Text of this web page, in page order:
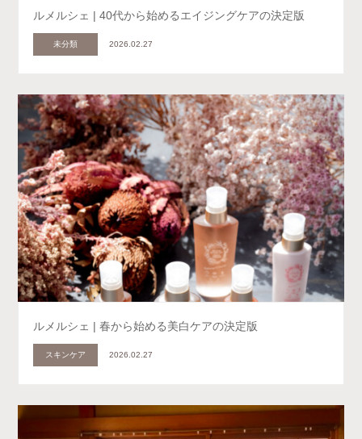
ルメルシェ | 40代から始めるエイジングケアの決定版
未分類 2026.02.27
ルメルシェ | 春から始める美白ケアの決定版
スキンケア 2026.02.27